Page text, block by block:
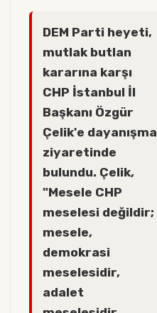
DEM Parti heyeti,
mutlak butlan
kararına karşı
CHP İstanbul İl
Başkanı Özgür
Çelik'e dayanışma
ziyaretinde
bulundu. Çelik,
"Mesele CHP
meselesi değildir;
mesele,
demokrasi
meselesidir,
adalet